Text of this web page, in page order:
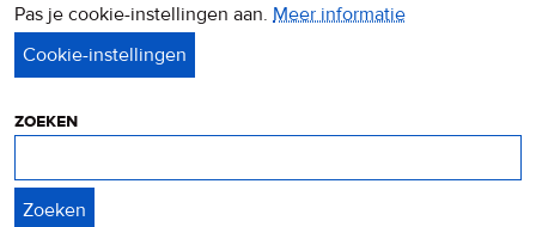
Pas je cookie-instellingen aan. Meer informatie
zoeken